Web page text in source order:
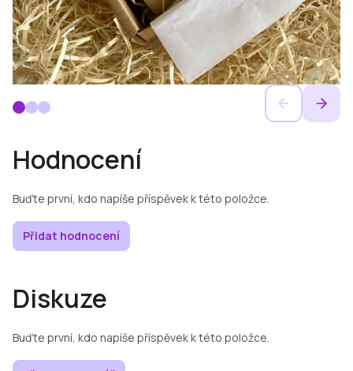
Hodnocení
Buďte první, kdo napíše příspěvek k této položce.
Přidat hodnocení
Diskuze
Buďte první, kdo napíše příspěvek k této položce.